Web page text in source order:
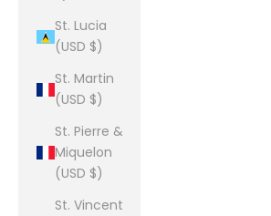
St. Lucia
(USD $)
St. Martin
(USD $)
St. Pierre &
Miquelon
(USD $)
St. Vincent